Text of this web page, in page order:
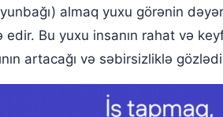
almaq yuxu görənin
edir. Bu yuxu insanın rahat və
artacağı və səbirsizliklə